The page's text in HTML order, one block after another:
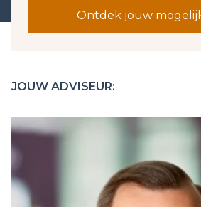
Ontdek jouw
JOUW ADVISEUR: